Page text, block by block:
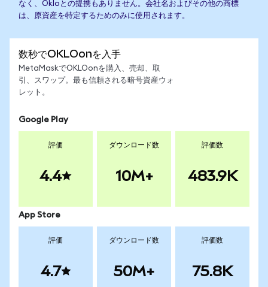
なく、Okloとの提携もありません。会社名およびその他の商標
は、原資産を特定するためのみに使用されます。
数秒でOKLOonを入手
MetaMaskでOKLOonを購入、売却、取
引、スワップ。最も信頼される暗号資産ウォ
レット。
Google Play
評価
4.4
ダウンロード数
10M+
評価数
483.9K
App Store
評価
4.7
ダウンロード数
50M+
評価数
75.8K